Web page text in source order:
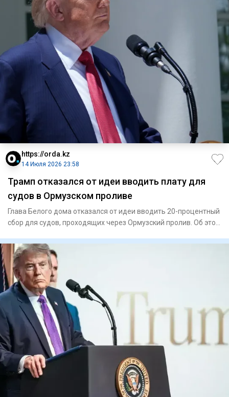
https://orda.kz
14 Июля 2026 23:58
Трамп отказался от идеи вводить плату для
судов в Ормузском проливе
Глава Белого дома отказался от идеи вводить 20-процентный
сбор для судов, проходящих через Ормузский пролив. Об этом